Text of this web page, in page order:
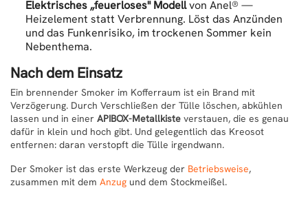
Elektrisches „feuerloses" Modellvon Anel® —
Heizelement statt Verbrennung. Löst das Anzünden
und das Funkenrisiko, im trockenen Sommer kein
Nebenthema.
Nach dem Einsatz
Ein brennender Smoker im Kofferraum ist ein Brand mit
Verzögerung. Durch Verschließen der Tülle löschen, abkühlen
lassen und in einer APIBOX-Metallkiste verstauen, die es genau
dafür in klein und hoch gibt. Und gelegentlich das Kreosot
entfernen: daran verstopft die Tülle irgendwann.
Der Smoker ist das erste Werkzeug der Betriebsweise,
zusammen mit dem Anzug und dem Stockmeißel.